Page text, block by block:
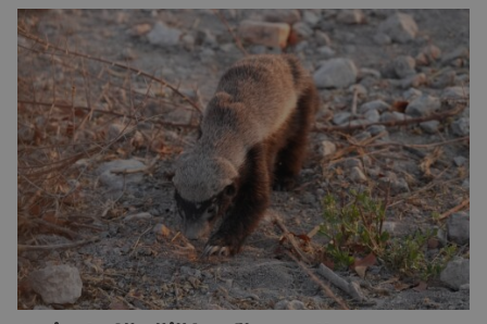
pouze reagují na změny prostředí. Moderní
výzkum však ukazuje, že skutečnost je mnohem
zajímavější. Rostliny totiž dokážou své okolí
vnímat prostřednictvím mechanických podnětů
a samy také vydávají zvuky […]